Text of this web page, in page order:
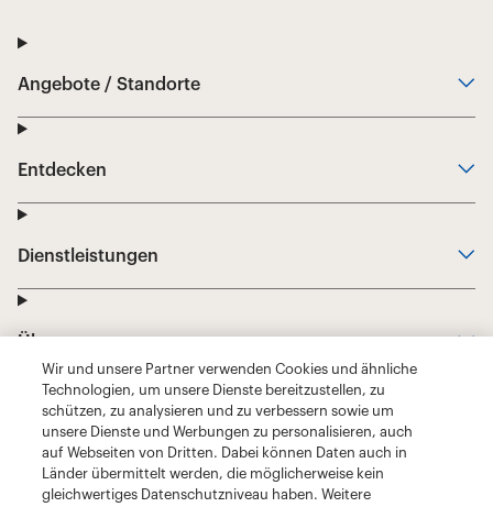
Wir und unsere Partner verwenden Cookies und ähnliche
Technologien, um unsere Dienste bereitzustellen, zu
schützen, zu analysieren und zu verbessern sowie um
unsere Dienste und Werbungen zu personalisieren, auch
auf Webseiten von Dritten. Dabei können Daten auch in
Länder übermittelt werden, die möglicherweise kein
gleichwertiges Datenschutzniveau haben. Weitere